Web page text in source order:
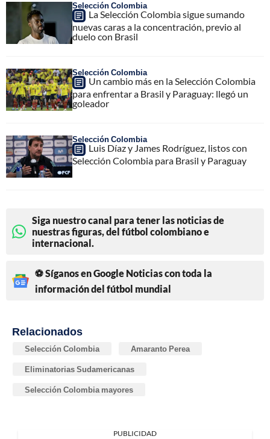
Selección Colombia
La Selección Colombia sigue sumando
nuevas caras a la concentración, previo al
duelo con Brasil
Selección Colombia
Un cambio más en la Selección Colombia
para enfrentar a Brasil y Paraguay: llegó un
goleador
Selección Colombia
Luis Díaz y James Rodríguez, listos con
Selección Colombia para Brasil y Paraguay
Siga nuestro canal para tener las noticias de
nuestras figuras, del fútbol colombiano e
internacional.
⚽ Síganos en Google Noticias con toda la
información del fútbol mundial
Relacionados
Selección Colombia Amaranto Perea
Eliminatorias Sudamericanas
Selección Colombia mayores
PUBLICIDAD